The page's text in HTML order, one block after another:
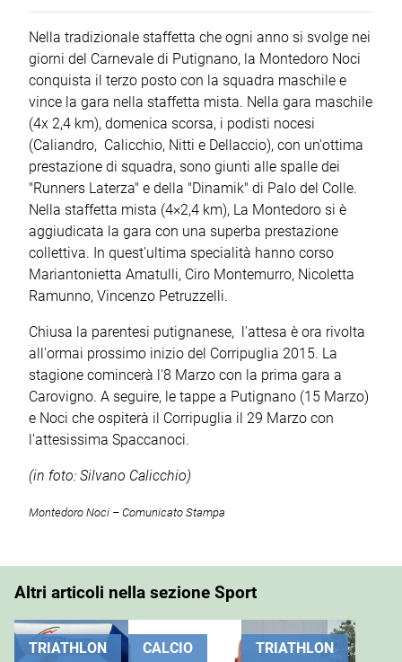
Nella tradizionale staffetta che ogni anno si svolge nei
giorni del Carnevale di Putignano, la Montedoro Noci
conquista il terzo posto con la squadra maschile e
vince la gara nella staffetta mista. Nella gara maschile
(4x 2,4 km), domenica scorsa, i podisti nocesi
(Caliandro, Calicchio, Nitti e Dellaccio), con un'ottima
prestazione di squadra, sono giunti alle spalle dei
"Runners Laterza" e della "Dinamik" di Palo del Colle.
Nella staffetta mista (4×2,4 km), La Montedoro si è
aggiudicata la gara con una superba prestazione
collettiva. In quest'ultima specialità hanno corso
Mariantonietta Amatulli, Ciro Montemurro, Nicoletta
Ramunno, Vincenzo Petruzzelli.
Chiusa la parentesi putignanese, l'attesa è ora rivolta
all'ormai prossimo inizio del Corripuglia 2015. La
stagione comincerà l'8 Marzo con la prima gara a
Carovigno. A seguire, le tappe a Putignano (15 Marzo)
e Noci che ospiterà il Corripuglia il 29 Marzo con
l'attesissima Spaccanoci.
(in foto: Silvano Calicchio)
Montedoro Noci – Comunicato Stampa
Altri articoli nella sezione Sport
TRIATHLON CALCIO TRIATHLON